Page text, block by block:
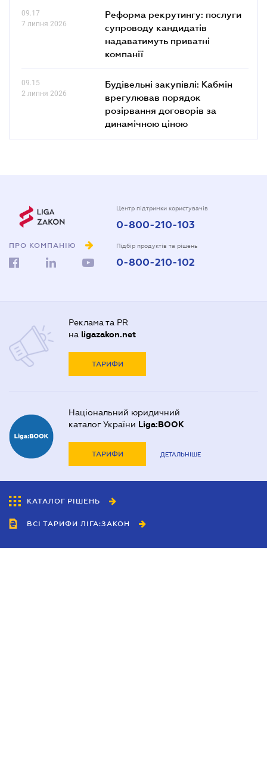
09.17
7 липня 2026
Реформа рекрутингу: послуги
супроводу кандидатів
надаватимуть приватні
компанії
09.15
2 липня 2026
Будівельні закупівлі: Кабмін
врегулював порядок
розірвання договорів за
динамічною ціною
ПРО КОМПАНІЮ
Центр підтримки користувачів
0-800-210-103
Підбір продуктів та рішень
0-800-210-102
Реклама та PR
на ligazakon.net
ТАРИФИ
Національний юридичний
каталог України Liga:BOOK
ТАРИФИ ДЕТАЛЬНІШЕ
КАТАЛОГ РІШЕНЬ
ВСІ ТАРИФИ ЛІГА:ЗАКОН